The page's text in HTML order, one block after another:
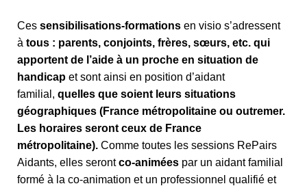
Ces sensibilisations-formations en visio s’adressent
à tous : parents, conjoints, frères, sœurs, etc. qui
apportent de l’aide à un proche en situation de
handicap et sont ainsi en position d’aidant
familial, quelles que soient leurs situations
géographiques (France métropolitaine ou outremer.
Les horaires seront ceux de France
métropolitaine). Comme toutes les sessions RePairs
Aidants, elles serontco-animées par un aidant familial
formé à la co-animation et un professionnel qualifié et